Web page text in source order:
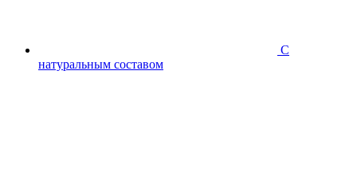
С
натуральным составом